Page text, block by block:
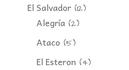
El Salvador(12)
Alegría(2)
Ataco (5)
El Esteron (4)